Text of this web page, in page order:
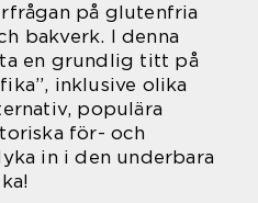
på glutenfria
bakverk. I denna
en grundlig titt på
inklusive olika
populära
för- och
in i den underbara